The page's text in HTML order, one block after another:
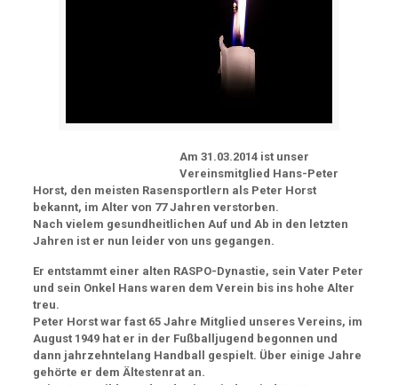
Am 31.03.2014 ist unser
Vereinsmitglied Hans-Peter
Horst, den meisten Rasensportlern als Peter Horst
bekannt, im Alter von 77 Jahren verstorben.
Nach vielem gesundheitlichen Auf und Ab in den letzten
Jahren ist er nun leider von uns gegangen.
Er entstammt einer alten RASPO-Dynastie, sein Vater Peter
und sein Onkel Hans waren dem Verein bis ins hohe Alter
treu.
Peter Horst war fast 65 Jahre Mitglied unseres Vereins, im
August 1949 hat er in der Fußballjugend begonnen und
dann jahrzehntelang Handball gespielt. Über einige Jahre
gehörte er dem Ältestenrat an.